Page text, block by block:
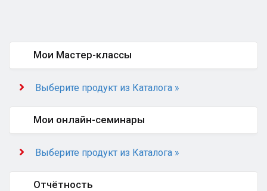
Мои Мастер-классы
Выберите продукт из Каталога »
Мои онлайн-семинары
Выберите продукт из Каталога »
Отчётность